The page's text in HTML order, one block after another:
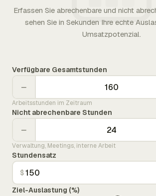
Erfassen Sie abrechenbare und nicht
sehen Sie in Sekunden Ihre echte
Umsatzpotenzial.
Verfügbare Gesamtstunden
−
Arbeitsstunden im Zeitraum
Nicht abrechenbare Stunden
−
Verwaltung, Meetings, interne Arbeit
Stundensatz
$
Ziel-Auslastung (%)